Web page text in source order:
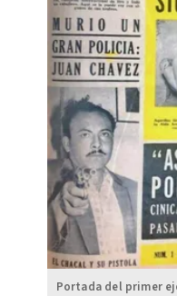
Portada del primer